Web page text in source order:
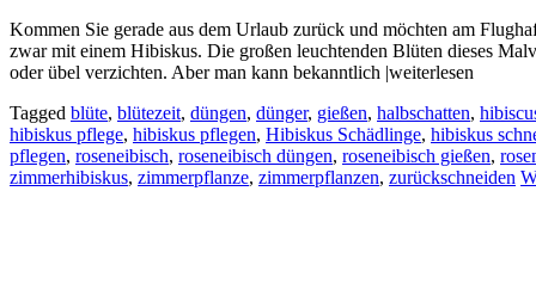
Kommen Sie gerade aus dem Urlaub zurück und möchten am
zwar mit einem Hibiskus. Die großen leuchtenden Blüten dieses
oder übel verzichten. Aber man kann bekanntlich |weiterlesen
Tagged blüte, blütezeit, düngen, dünger, gießen, halbschatten,
hibiskus pflege, hibiskus pflegen, Hibiskus Schädlinge, hibiskus
pflegen, roseneibisch, roseneibisch düngen, roseneibisch gießen,
zimmerhibiskus, zimmerpflanze, zimmerpflanzen, zurückschneiden